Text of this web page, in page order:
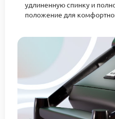
удлиненную спинку и
положение для